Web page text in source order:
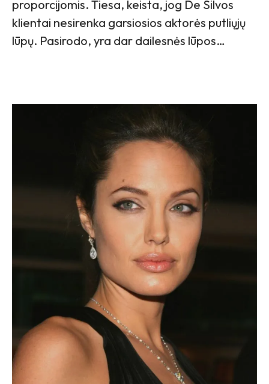
proporcijomis. Tiesa, keista, jog De Silvos
klientai nesirenka garsiosios aktorės putliųjų
lūpų. Pasirodo, yra dar dailesnės lūpos…